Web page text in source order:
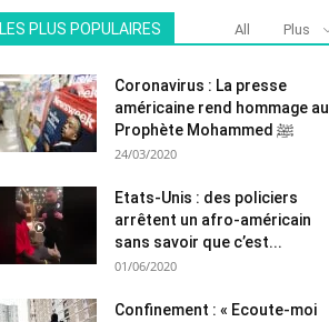
LES PLUS POPULAIRES All Plus
Coronavirus : La presse
américaine rend hommage au
Prophète Mohammed ﷺ
24/03/2020
Etats-Unis : des policiers
arrêtent un afro-américain
sans savoir que c’est...
01/06/2020
Confinement : « Ecoute-moi